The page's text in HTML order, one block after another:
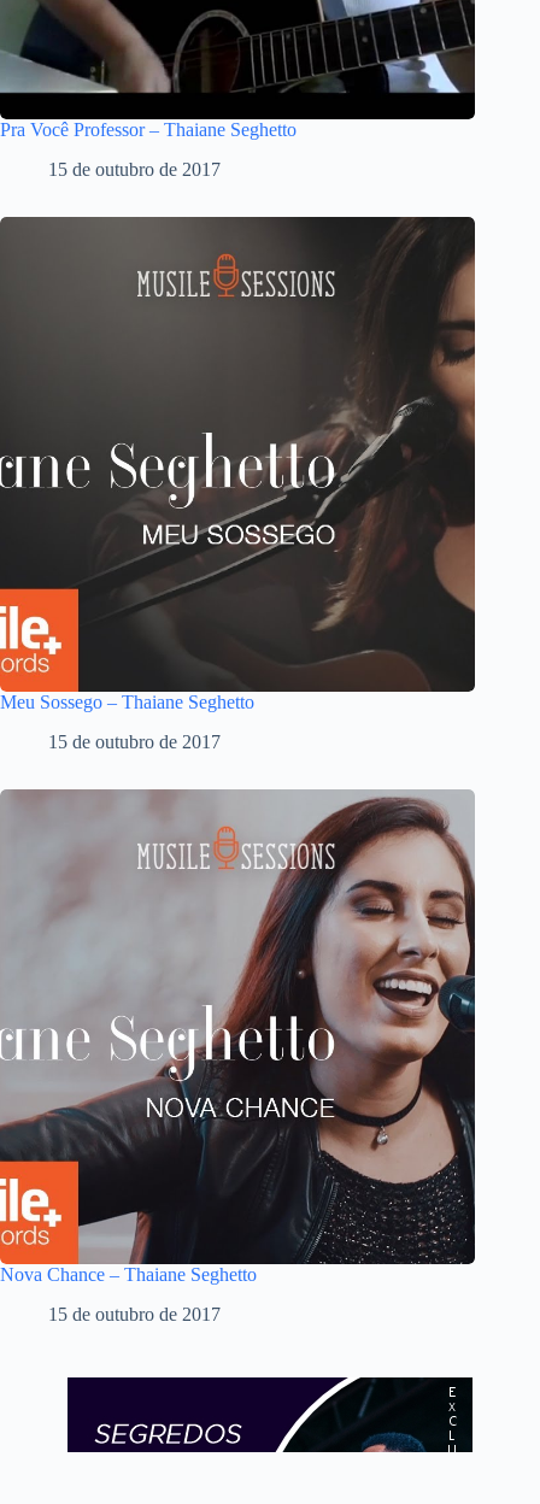
Pra Você Professor – Thaiane Seghetto
15 de outubro de 2017
Meu Sossego – Thaiane Seghetto
15 de outubro de 2017
Nova Chance – Thaiane Seghetto
15 de outubro de 2017